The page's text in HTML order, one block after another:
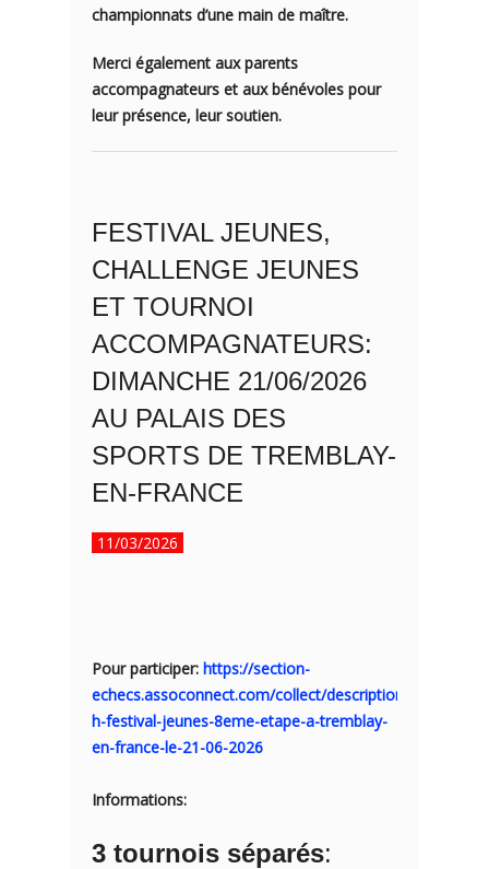
championnats d’une main de maître.
Merci également aux parents
accompagnateurs et aux bénévoles pour
leur présence, leur soutien.
FESTIVAL JEUNES,
CHALLENGE JEUNES
ET TOURNOI
ACCOMPAGNATEURS:
DIMANCHE 21/06/2026
AU PALAIS DES
SPORTS DE TREMBLAY-
EN-FRANCE
11/03/2026
Pour participer: https://section-
echecs.assoconnect.com/collect/description/676735-
h-festival-jeunes-8eme-etape-a-tremblay-
en-france-le-21-06-2026
Informations:
3 tournois séparés: